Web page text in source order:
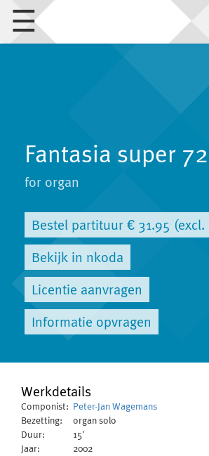
☰
Fantasia super
for organ
Bestel partituur € 31.95 (excl.
Bekijk in nkoda
Licentie aanvragen
Informatie opvragen
Werkdetails
Componist: Peter-Jan Wagemans
Bezetting: organ solo
Duur:
15'
Jaar:
2002